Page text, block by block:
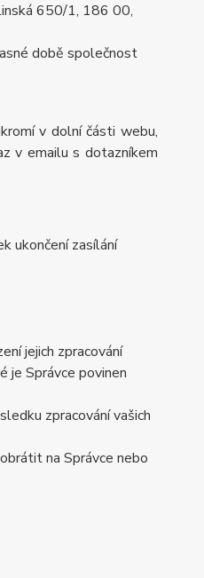
650/1, 186 00,
době společnost
v dolní části webu,
v emailu s dotazníkem
ukončení zasílání
jejich zpracování
je Správce povinen
zpracování vašich
na Správce nebo